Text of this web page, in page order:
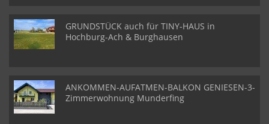
GRUNDSTÜCK auch für TINY-HAUS in
Hochburg-Ach & Burghausen
ANKOMMEN-AUFATMEN-BALKON GENIESEN-3-
Zimmerwohnung Munderfing